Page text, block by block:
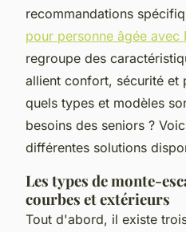
recommandations
pour personne âgée avec
regroupe des
allient confort, sécurité et
quels types et modèles
besoins des seniors ?
différentes solutions
Les types de monte-
courbes et extérieurs
Tout d'abord, il existe